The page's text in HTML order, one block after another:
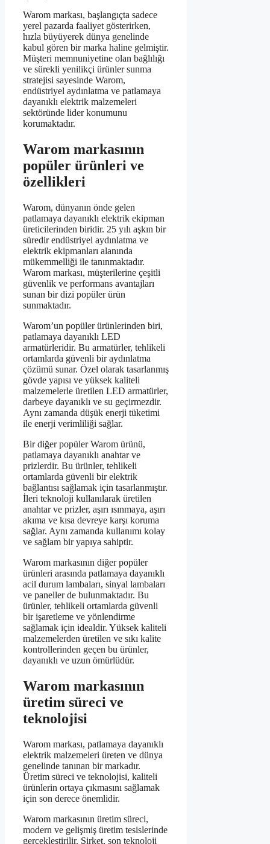
Warom markası, başlangıçta sadece
yerel pazarda faaliyet gösterirken,
hızla büyüyerek dünya genelinde
kabul gören bir marka haline gelmiştir.
Müşteri memnuniyetine olan bağlılığı
ve sürekli yenilikçi ürünler sunma
stratejisi sayesinde Warom,
endüstriyel aydınlatma ve patlamaya
dayanıklı elektrik malzemeleri
sektöründe lider konumunu
korumaktadır.
Warom markasının
popüler ürünleri ve
özellikleri
Warom, dünyanın önde gelen
patlamaya dayanıklı elektrik ekipman
üreticilerinden biridir. 25 yılı aşkın bir
süredir endüstriyel aydınlatma ve
elektrik ekipmanları alanında
mükemmelliği ile tanınmaktadır.
Warom markası, müşterilerine çeşitli
güvenlik ve performans avantajları
sunan bir dizi popüler ürün
sunmaktadır.
Warom’un popüler ürünlerinden biri,
patlamaya dayanıklı LED
armatürleridir. Bu armatürler, tehlikeli
ortamlarda güvenli bir aydınlatma
çözümü sunar. Özel olarak tasarlanmış
gövde yapısı ve yüksek kaliteli
malzemelerle üretilen LED armatürler,
darbeye dayanıklı ve su geçirmezdir.
Aynı zamanda düşük enerji tüketimi
ile enerji verimliliği sağlar.
Bir diğer popüler Warom ürünü,
patlamaya dayanıklı anahtar ve
prizlerdir. Bu ürünler, tehlikeli
ortamlarda güvenli bir elektrik
bağlantısı sağlamak için tasarlanmıştır.
İleri teknoloji kullanılarak üretilen
anahtar ve prizler, aşırı ısınmaya, aşırı
akıma ve kısa devreye karşı koruma
sağlar. Aynı zamanda kullanımı kolay
ve sağlam bir yapıya sahiptir.
Warom markasının diğer popüler
ürünleri arasında patlamaya dayanıklı
acil durum lambaları, sinyal lambaları
ve paneller de bulunmaktadır. Bu
ürünler, tehlikeli ortamlarda güvenli
bir işaretleme ve yönlendirme
sağlamak için idealdir. Yüksek kaliteli
malzemelerden üretilen ve sıkı kalite
kontrollerinden geçen bu ürünler,
dayanıklı ve uzun ömürlüdür.
Warom markasının
üretim süreci ve
teknolojisi
Warom markası, patlamaya dayanıklı
elektrik malzemeleri üreten ve dünya
genelinde tanınan bir markadır.
Üretim süreci ve teknolojisi, kaliteli
ürünlerin ortaya çıkmasını sağlamak
için son derece önemlidir.
Warom markasının üretim süreci,
modern ve gelişmiş üretim tesislerinde
gerçekleştirilir. Şirket, son teknoloji